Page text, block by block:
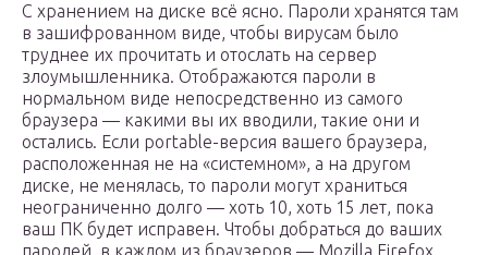
С хранением на диске всё ясно. Пароли хранятся там
в зашифрованном виде, чтобы вирусам было
труднее их прочитать и отослать на сервер
злоумышленника. Отображаются пароли в
нормальном виде непосредственно из самого
браузера — какими вы их вводили, такие они и
остались. Если portable-версия вашего браузера,
расположенная не на «системном», а на другом
диске, не менялась, то пароли могут храниться
неограниченно долго — хоть 10, хоть 15 лет, пока
ваш ПК будет исправен. Чтобы добраться до ваших
паролей, в каждом из браузеров — Mozilla Firefox,